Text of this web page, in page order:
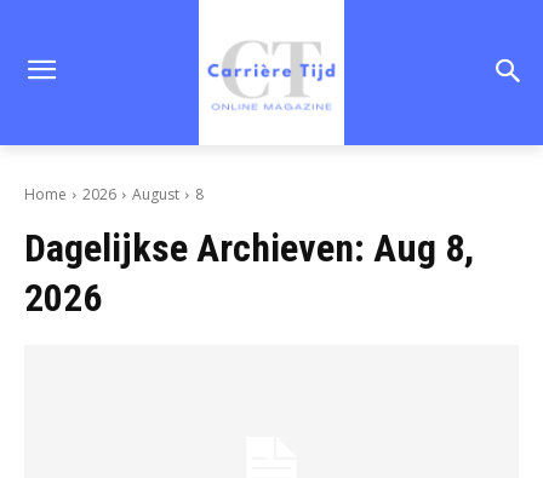
Home 2026 August 8
Dagelijkse Archieven: Aug 8,
2026